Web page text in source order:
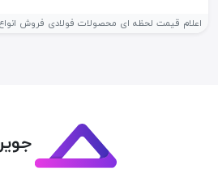
اعلام قیمت لحظه ای محصولات فولادی فروش